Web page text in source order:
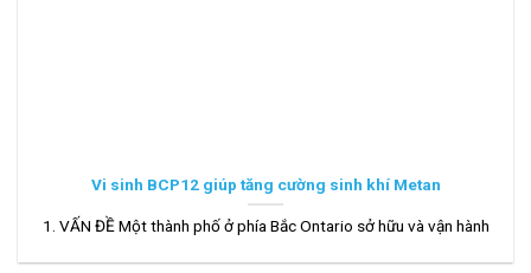
Vi sinh BCP12 giúp tăng cường sinh khí Metan
1. VẤN ĐỀ Một thành phố ở phía Bắc Ontario sở hữu và vận hành